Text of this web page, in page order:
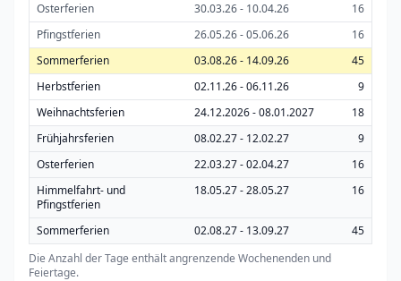
Osterferien
30.03.26 - 10.04.26
16
Pfingstferien
26.05.26 - 05.06.26
16
Sommerferien
03.08.26 - 14.09.26
45
Herbstferien
02.11.26 - 06.11.26
9
Weihnachtsferien
24.12.2026 - 08.01.2027
18
Frühjahrsferien
08.02.27 - 12.02.27
9
Osterferien
22.03.27 - 02.04.27
16
Himmelfahrt- und
Pfingstferien
18.05.27 - 28.05.27 16
Sommerferien 02.08.27 - 13.09.27
45
Die Anzahl der Tage enthält angrenzende Wochenenden und
Feiertage.